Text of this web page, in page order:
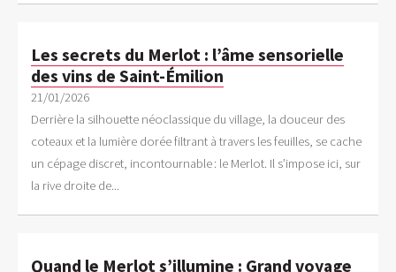
Les secrets du Merlot : l’âme sensorielle
des vins de Saint-Émilion
21/01/2026
Derrière la silhouette néoclassique du village, la douceur des
coteaux et la lumière dorée filtrant à travers les feuilles, se cache
un cépage discret, incontournable : le Merlot. Il s’impose ici, sur
la rive droite de...
Quand le Merlot s’illumine : Grand voyage